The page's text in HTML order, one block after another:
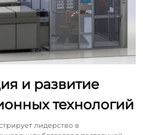
и развитие
технологий
лидерство в